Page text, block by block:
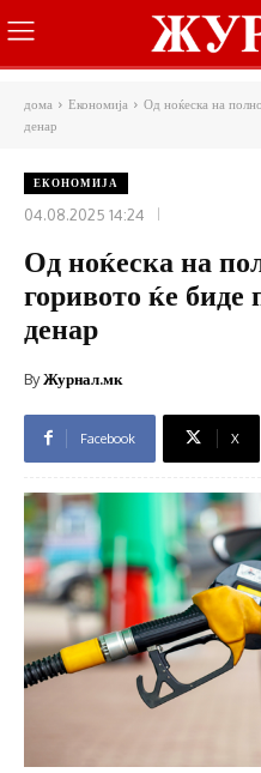
дома Економија
Од ноќеска на
денар
ЕКОНОМИЈА
04.08.2025 14:24
Од ноќеска на
горивото ќе биде
денар
ByЖурнал.мк
Facebook X